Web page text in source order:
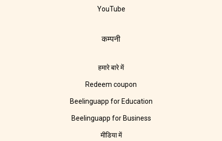
YouTube
कम्पनी
हमारे बारे में
Redeem coupon
Beelinguapp for Education
Beelinguapp for Business
मीडिया में